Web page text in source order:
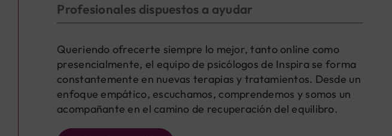
Profesionales dispuestos a ayudar
Queriendo ofrecerte siempre lo mejor, tanto online como
presencialmente, el equipo de psicólogos de Inspira se forma
constantemente en nuevas terapias y tratamientos. Desde un
enfoque empático, escuchamos, comprendemos y somos un
acompañante en el camino de recuperación del equilibro.